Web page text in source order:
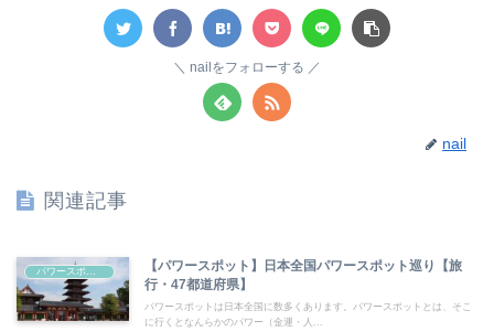
nailをフォローする
nail
関連記事
パワースポット
【パワースポット】日本全国パワースポット巡り【旅
行・47都道府県】
パワースポットは日本全国に数多くあります。パワースポットとは、そこ
に行くとなんらかのパワー（金運・人...